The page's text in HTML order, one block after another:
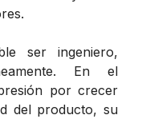
ser ingeniero,
En el
por crecer
del producto, su